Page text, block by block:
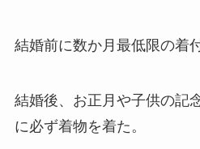
結婚前に数か月最低限の着
結婚後、お正月や子供の記
に必ず着物を着た。